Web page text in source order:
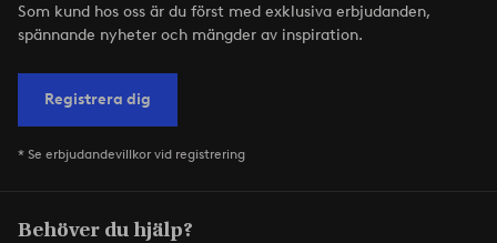
Som kund hos oss är du först med exklusiva erbjudanden,
spännande nyheter och mängder av inspiration.
Registrera dig
* Se erbjudandevillkor vid registrering
Behöver du hjälp?